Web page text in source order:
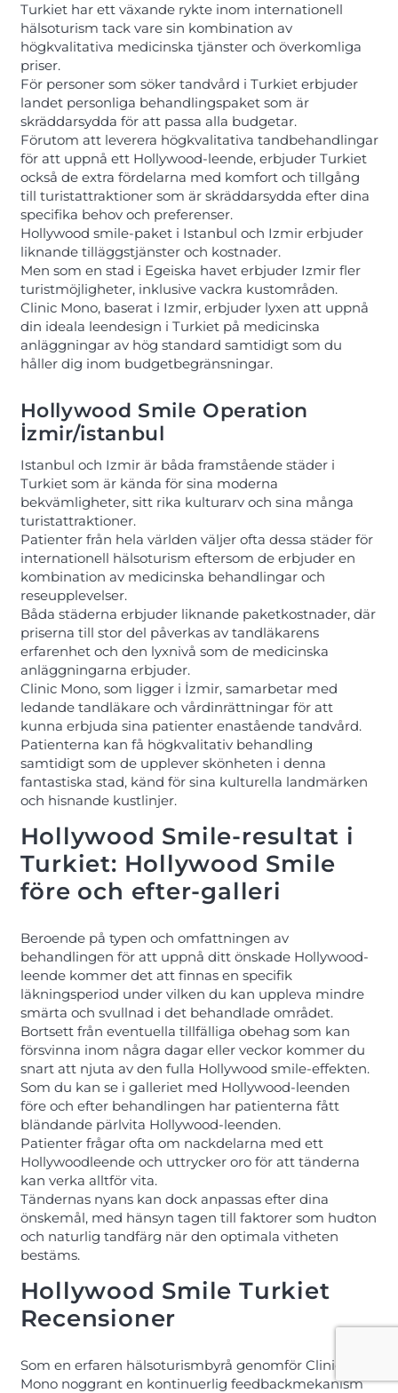
Turkiet har ett växande rykte inom internationell
hälsoturism tack vare sin kombination av
högkvalitativa medicinska tjänster och överkomliga
priser.
För personer som söker tandvård i Turkiet erbjuder
landet personliga behandlingspaket som är
skräddarsydda för att passa alla budgetar.
Förutom att leverera högkvalitativa tandbehandlingar
för att uppnå ett Hollywood-leende, erbjuder Turkiet
också de extra fördelarna med komfort och tillgång
till turistattraktioner som är skräddarsydda efter dina
specifika behov och preferenser.
Hollywood smile-paket i Istanbul och Izmir erbjuder
liknande tilläggstjänster och kostnader.
Men som en stad i Egeiska havet erbjuder Izmir fler
turistmöjligheter, inklusive vackra kustområden.
Clinic Mono, baserat i Izmir, erbjuder lyxen att uppnå
din ideala leendesign i Turkiet på medicinska
anläggningar av hög standard samtidigt som du
håller dig inom budgetbegränsningar.
Hollywood Smile Operation
İzmir/istanbul
Istanbul och Izmir är båda framstående städer i
Turkiet som är kända för sina moderna
bekvämligheter, sitt rika kulturarv och sina många
turistattraktioner.
Patienter från hela världen väljer ofta dessa städer för
internationell hälsoturism eftersom de erbjuder en
kombination av medicinska behandlingar och
reseupplevelser.
Båda städerna erbjuder liknande paketkostnader, där
priserna till stor del påverkas av tandläkarens
erfarenhet och den lyxnivå som de medicinska
anläggningarna erbjuder.
Clinic Mono, som ligger i İzmir, samarbetar med
ledande tandläkare och vårdinrättningar för att
kunna erbjuda sina patienter enastående tandvård.
Patienterna kan få högkvalitativ behandling
samtidigt som de upplever skönheten i denna
fantastiska stad, känd för sina kulturella landmärken
och hisnande kustlinjer.
Hollywood Smile-resultat i
Turkiet: Hollywood Smile
före och efter-galleri
Beroende på typen och omfattningen av
behandlingen för att uppnå ditt önskade Hollywood-
leende kommer det att finnas en specifik
läkningsperiod under vilken du kan uppleva mindre
smärta och svullnad i det behandlade området.
Bortsett från eventuella tillfälliga obehag som kan
försvinna inom några dagar eller veckor kommer du
snart att njuta av den fulla Hollywood smile-effekten.
Som du kan se i galleriet med Hollywood-leenden
före och efter behandlingen har patienterna fått
bländande pärlvita Hollywood-leenden.
Patienter frågar ofta om nackdelarna med ett
Hollywoodleende och uttrycker oro för att tänderna
kan verka alltför vita.
Tändernas nyans kan dock anpassas efter dina
önskemål, med hänsyn tagen till faktorer som hudton
och naturlig tandfärg när den optimala vitheten
bestäms.
Hollywood Smile Turkiet
Recensioner
Som en erfaren hälsoturismbyrå genomför Clinic
Mono noggrant en kontinuerlig feedbackmekanism